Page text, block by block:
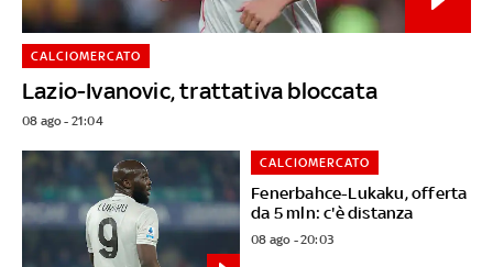
Lazio-Ivanovic, trattativa bloccata
CALCIOMERCATO
08 ago - 21:04
Fenerbahce-Lukaku, offerta
da 5 mln: c'è distanza
CALCIOMERCATO
08 ago - 20:03